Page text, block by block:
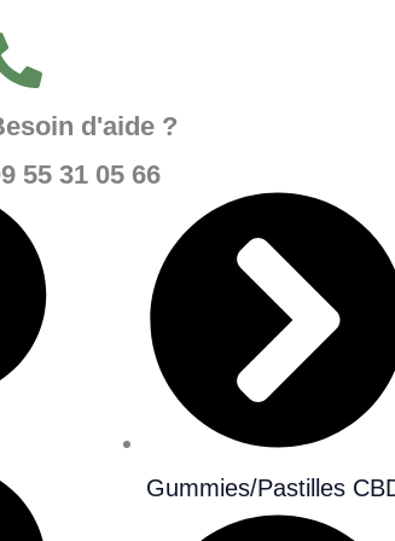
Gummies/Pastilles
d'aide ?
55 31 05 66